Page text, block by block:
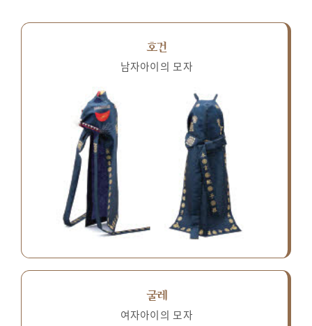
호건
남자아이의 모자
굴레
여자아이의 모자